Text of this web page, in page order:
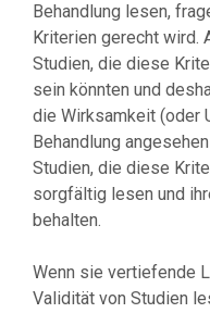
Behandlung lesen,
Kriterien gerecht wird.
Studien, die diese
sein könnten und
die Wirksamkeit (oder
Behandlung
Studien, die diese
sorgfältig lesen und
behalten.
Wenn sie vertiefende
Validität von Studien